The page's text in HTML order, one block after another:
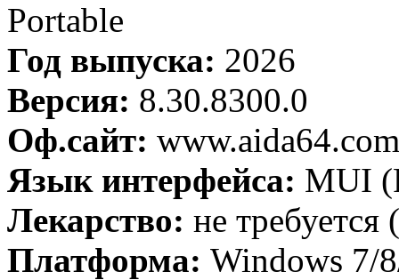
Portable
Год выпуска: 2026
Версия: 8.30.8300.0
Оф.сайт: www.aida64.com
Язык интерфейса: MUI
Лекарство: не
Платформа: Windows 7/